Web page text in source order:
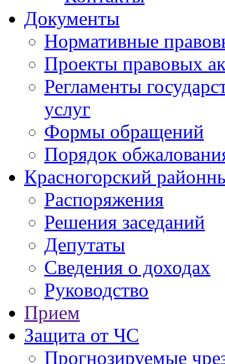
Документы
Нормативные
Проекты правовых
Регламенты
услуг
Формы обращений
Порядок
Красногорский
Распоряжения
Решения заседаний
Депутаты
Сведения о доходах
Руководство
Прием
Защита от ЧС
Прогнозируемые